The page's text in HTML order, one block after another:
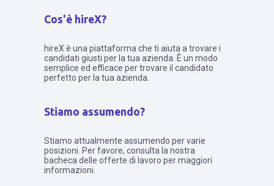
Cos'è hireX?
hireX è una piattaforma che ti aiuta a trovare i
candidati giusti per la tua azienda. È un modo
semplice ed efficace per trovare il candidato
perfetto per la tua azienda.
Stiamo assumendo?
Stiamo attualmente assumendo per varie
posizioni. Per favore, consulta la nostra
bacheca delle offerte di lavoro per maggiori
informazioni.